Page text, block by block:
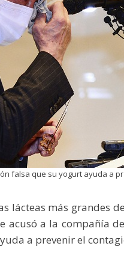
falsa que su yogurt ayuda a
lácteas más grandes
acusó a la compañía
a prevenir el